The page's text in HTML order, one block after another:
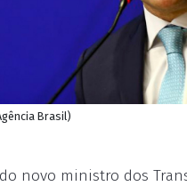
Brasil)
novo ministro dos